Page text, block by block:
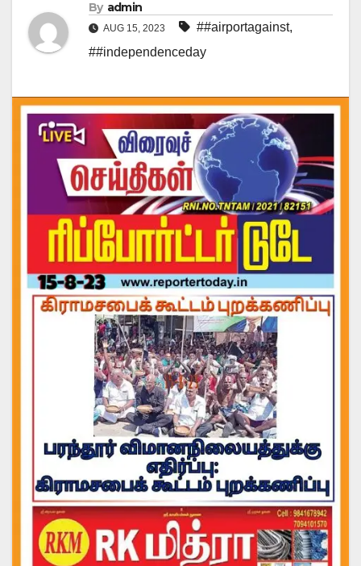
By admin
AUG 15, 2023 ##airportagainst,
##independenceday